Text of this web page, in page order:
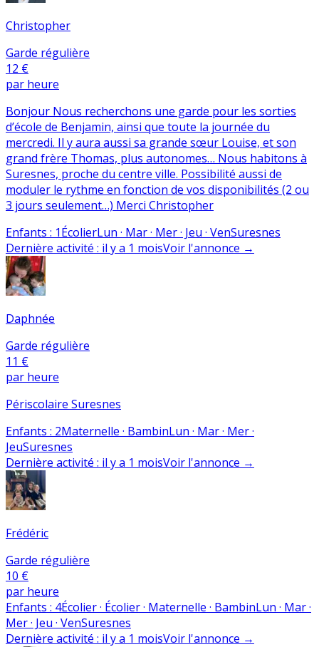
Christopher
Garde régulière
12 €
par heure
Bonjour Nous recherchons une garde pour les sorties
d’école de Benjamin, ainsi que toute la journée du
mercredi. Il y aura aussi sa grande sœur Louise, et son
grand frère Thomas, plus autonomes… Nous habitons à
Suresnes, proche du centre ville. Possibilité aussi de
moduler le rythme en fonction de vos disponibilités (2 ou
3 jours seulement…) Merci Christopher
Enfants : 1ÉcolierLun · Mar · Mer · Jeu · VenSuresnes
Dernière activité : il y a 1 moisVoir l'annonce →
Daphnée
Garde régulière
11 €
par heure
Périscolaire Suresnes
Enfants : 2Maternelle · BambinLun · Mar · Mer ·
JeuSuresnes
Dernière activité : il y a 1 moisVoir l'annonce →
Frédéric
Garde régulière
10 €
par heure
Enfants : 4Écolier · Écolier · Maternelle · BambinLun · Mar ·
Mer · Jeu · VenSuresnes
Dernière activité : il y a 1 moisVoir l'annonce →